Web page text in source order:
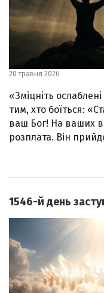
20 травня 2026
«Зміцніть
тим, хто боїться:
ваш Бог! На ваших
розплата. Він
1546-й день